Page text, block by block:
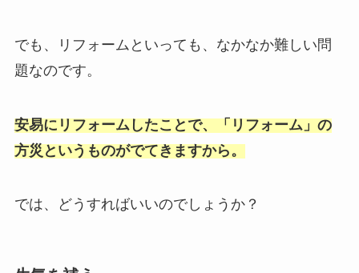
でも、リフォームといっても、なかなか難しい問
題なのです。
安易にリフォームしたことで、「リフォーム」の
方災というものがでてきますから。
では、どうすればいいのでしょうか？